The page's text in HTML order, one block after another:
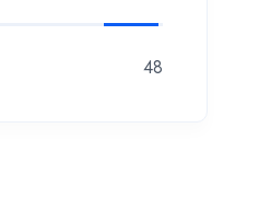
48